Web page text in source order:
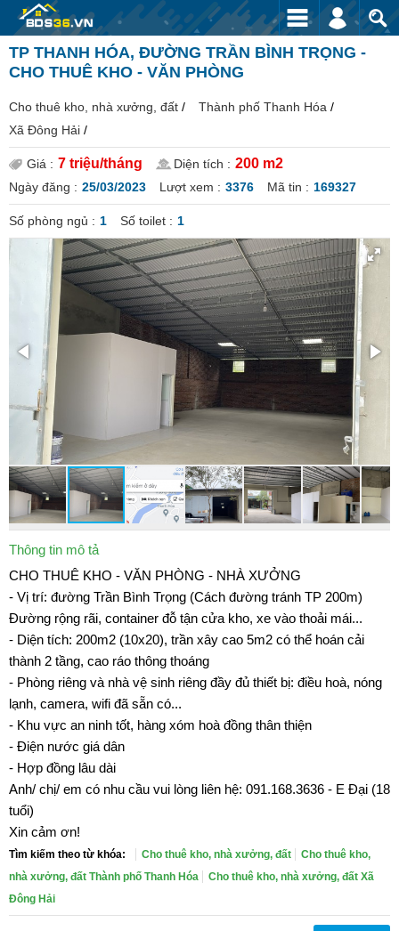
TP THANH HÓA, ĐƯỜNG TRẦN BÌNH TRỌNG -
CHO THUÊ KHO - VĂN PHÒNG
Cho thuê kho, nhà xưởng, đất / Thành phố Thanh Hóa /
Xã Đông Hải /
Giá : 7 triệu/tháng Diện tích : 200 m2
Ngày đăng : 25/03/2023 Lượt xem : 3376 Mã tin : 169327
Số phòng ngủ : 1 Số toilet : 1
Thông tin mô tả
CHO THUÊ KHO - VĂN PHÒNG - NHÀ XƯỞNG
- Vị trí: đường Trần Bình Trọng (Cách đường tránh TP 200m)
Đường rộng rãi, container đỗ tận cửa kho, xe vào thoải mái...
- Diện tích: 200m2 (10x20), trần xây cao 5m2 có thể hoán cải
thành 2 tầng, cao ráo thông thoáng
- Phòng riêng và nhà vệ sinh riêng đầy đủ thiết bị: điều hoà, nóng
lạnh, camera, wifi đã sẵn có...
- Khu vực an ninh tốt, hàng xóm hoà đồng thân thiện
- Điện nước giá dân
- Hợp đồng lâu dài
Anh/ chị/ em có nhu cầu vui lòng liên hệ: 091.168.3636 - E Đại (18
tuổi)
Xin cảm ơn!
Tìm kiếm theo từ khóa: Cho thuê kho, nhà xưởng, đất
Cho thuê kho,
nhà xưởng, đất Thành phố Thanh Hóa
Cho thuê kho, nhà xưởng, đất Xã
Đông Hải